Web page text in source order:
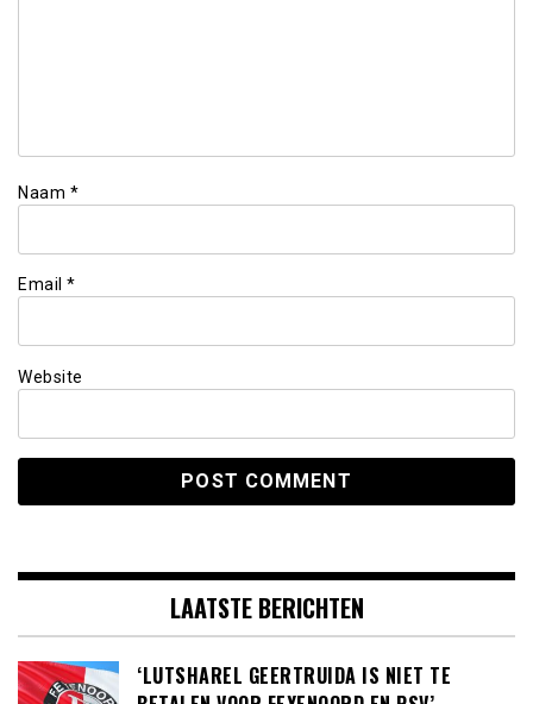
Naam *
Email *
Website
LAATSTE BERICHTEN
‘LUTSHAREL GEERTRUIDA IS NIET TE